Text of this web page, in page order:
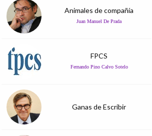
Animales de compañía
Juan Manuel De Prada
FPCS
Fernando Pino Calvo Sotelo
Ganas de Escribir